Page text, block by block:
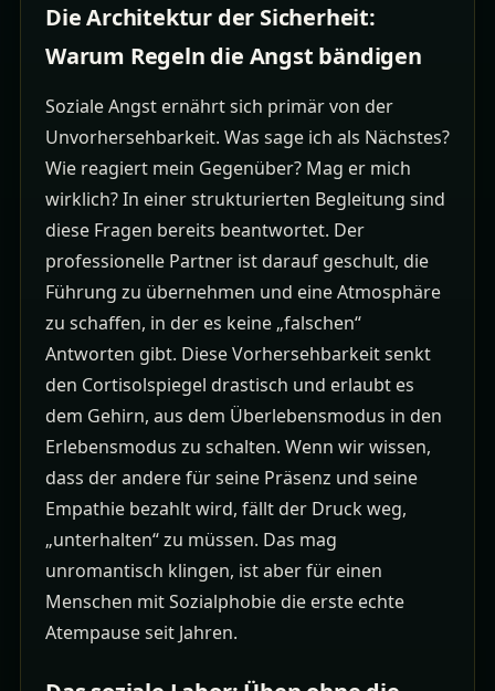
Die Architektur der Sicherheit:
Warum Regeln die Angst bändigen
Soziale Angst ernährt sich primär von der
Unvorhersehbarkeit. Was sage ich als Nächstes?
Wie reagiert mein Gegenüber? Mag er mich
wirklich? In einer strukturierten Begleitung sind
diese Fragen bereits beantwortet. Der
professionelle Partner ist darauf geschult, die
Führung zu übernehmen und eine Atmosphäre
zu schaffen, in der es keine „falschen“
Antworten gibt. Diese Vorhersehbarkeit senkt
den Cortisolspiegel drastisch und erlaubt es
dem Gehirn, aus dem Überlebensmodus in den
Erlebensmodus zu schalten. Wenn wir wissen,
dass der andere für seine Präsenz und seine
Empathie bezahlt wird, fällt der Druck weg,
„unterhalten“ zu müssen. Das mag
unromantisch klingen, ist aber für einen
Menschen mit Sozialphobie die erste echte
Atempause seit Jahren.